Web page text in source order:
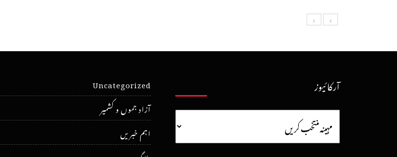
Uncategorized
آزاد جموں و کشمیر
اہم خبریں
آرکائیوز